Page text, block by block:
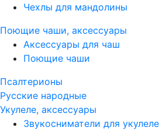
Чехлы для мандолины
Поющие чаши, аксессуары
Аксессуары для чаш
Поющие чаши
Псалтерионы
Русские народные
Укулеле, аксессуары
Звукосниматели для укулеле